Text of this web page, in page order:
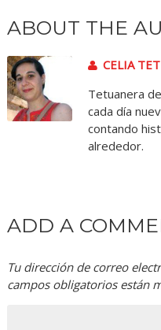
ABOUT THE
CELIA
Tetuanera
cada día
contando
alrededor.
ADD A
Tu dirección de correo
campos obligatorios están